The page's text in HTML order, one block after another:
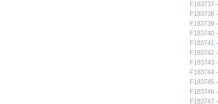
F183737
F183738
F183739
F183740
F183741
F183742
F183743
F183744
F183745
F183746
F183747